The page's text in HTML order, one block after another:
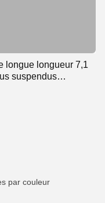
longue longueur 7,1
suspendus
par couleur